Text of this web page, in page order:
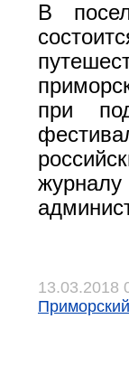
В
при
13.03.2018